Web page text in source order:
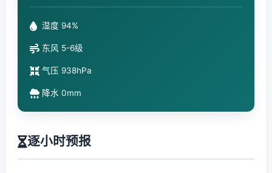
湿度 94%
东风 5-6级
气压 938hPa
降水 0mm
逐小时预报